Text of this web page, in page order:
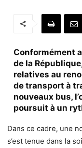
Conformément
de la
relatives au
de transport à
nouveaux bus,
poursuit à un
Dans ce cadre, une
s’est tenue dans la